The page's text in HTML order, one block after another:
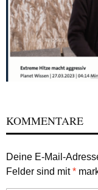
KOMMENTARE
Deine E-Mail-
Felder sind mit*